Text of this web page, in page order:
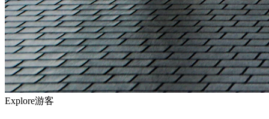
Explore游客